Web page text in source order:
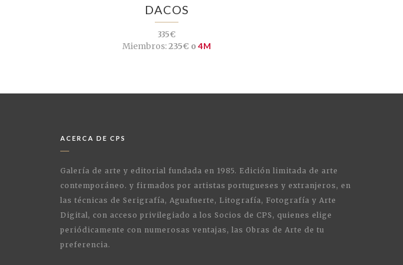
DACOS
335€
Miembros:235€ o 4M
ACERCA DE CPS
Galería de arte y editorial fundada en 1985. Edición limitada de arte
contemporáneo. y firmados por artistas portugueses y extranjeros, en
las técnicas de Serigrafía, Aguafuerte, Litografía, Fotografía y Arte
Digital, con acceso privilegiado a los Socios de CPS, quienes elige
periódicamente con numerosas ventajas, las Obras de Arte de tu
preferencia.